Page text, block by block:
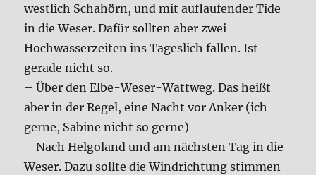
westlich Schahörn, und mit auflaufender Tide
in die Weser. Dafür sollten aber zwei
Hochwasserzeiten ins Tageslich fallen. Ist
gerade nicht so.
– Über den Elbe-Weser-Wattweg. Das heißt
aber in der Regel, eine Nacht vor Anker (ich
gerne, Sabine nicht so gerne)
– Nach Helgoland und am nächsten Tag in die
Weser. Dazu sollte die Windrichtung stimmen